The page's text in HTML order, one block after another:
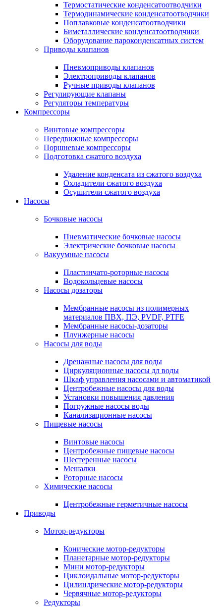
Термостатические конденсатоотводчики
Термодинамические конденсатоотводчики
Поплавковые конденсатоотводчики
Биметаллические конденсатоотводчики
Оборудование пароконденсатных систем
Приводы клапанов
Пневмоприводы клапанов
Электроприводы клапанов
Ручные приводы клапанов
Регулирующие клапаны
Регуляторы температуры
Компрессоры
Винтовые компрессоры
Передвижные компрессоры
Поршневые компрессоры
Подготовка сжатого воздуха
Удаление конденсата из сжатого воздуха
Охладители сжатого воздуха
Осушители сжатого воздуха
Насосы
Бочковые насосы
Пневматические бочковые насосы
Электрические бочковые насосы
Вакуумные насосы
Пластинчато-роторные насосы
Водокольцевые насосы
Насосы дозаторы
Мембранные насосы из полимерных
материалов ПВХ, ПЭ, PVDF, PTFE
Мембранные насосы-дозаторы
Плунжерные насосы
Насосы для воды
Дренажные насосы для воды
Циркуляционные насосы дл воды
Шкаф управления насосами и автоматикой
Центробежные насосы для воды
Установки повышения давления
Погружные насосы воды
Канализационные насосы
Пищевые насосы
Винтовые насосы
Центробежные пищевые насосы
Шестеренные насосы
Мешалки
Роторные насосы
Химические насосы
Центробежные герметичные насосы
Приводы
Мотор-редукторы
Конические мотор-редукторы
Планетарные мотор-редукторы
Мини мотор-редукторы
Циклоидальные мотор-редукторы
Цилиндрические мотор-редукторы
Червячные мотор-редукторы
Редукторы